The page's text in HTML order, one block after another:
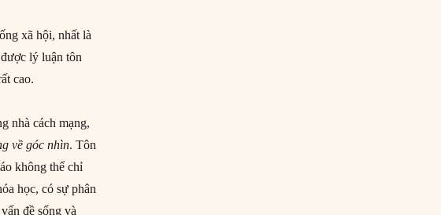
xã hội, nhất là
lý luận tôn
cao.
nhà cách mạng,
về góc nhìn. Tôn
không thể chỉ
học, có sự phân
đề sống và